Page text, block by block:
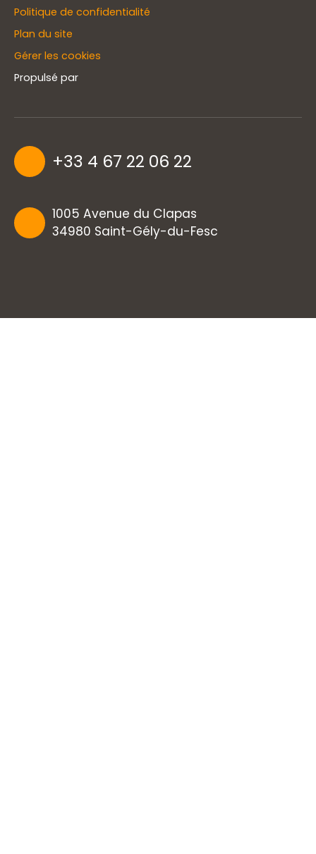
Politique de confidentialité
Plan du site
Gérer les cookies
Propulsé par
+33 4 67 22 06 22
1005 Avenue du Clapas
34980 Saint-Gély-du-Fesc